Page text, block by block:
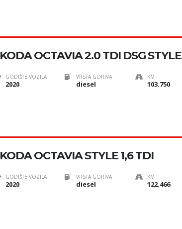
OCTAVIA 2.0 TDI DSG STYLE
GODIŠTE VOZILA
2020
VRSTA GORIVA
diesel
KM
103.750
OCTAVIA STYLE 1,6 TDI
GODIŠTE VOZILA
2020
VRSTA GORIVA
diesel
KM
122.466